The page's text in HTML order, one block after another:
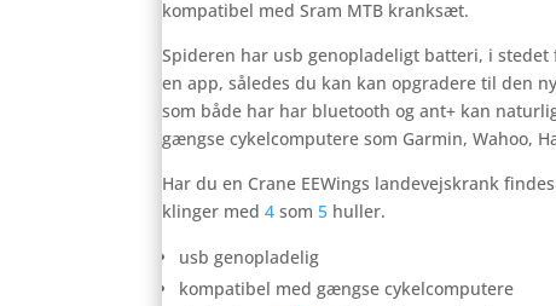
kompatibel med Sram MTB kranksæt.
Spideren har usb genopladeligt batteri, i
en app, således du kan kan opgradere til den
som både har har bluetooth og ant+ kan
gængse cykelcomputere som Garmin, Wahoo,
Har du en Crane EEWings landevejskrank
klinger med4 som5 huller.
usb genopladelig
kompatibel med gængse cykelcomputere